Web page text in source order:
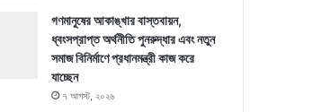
গণমানুষের আকাঙ্খার বাস্তবায়ন,
ধ্বংসপ্রাপ্ত অর্থনীতি পুনরুদ্ধার এবং নতুন
সমাজ বিনির্মাণে প্রধানমন্ত্রী কাজ করে
যাচ্ছেন
৭ আগস্ট, ২০২৬